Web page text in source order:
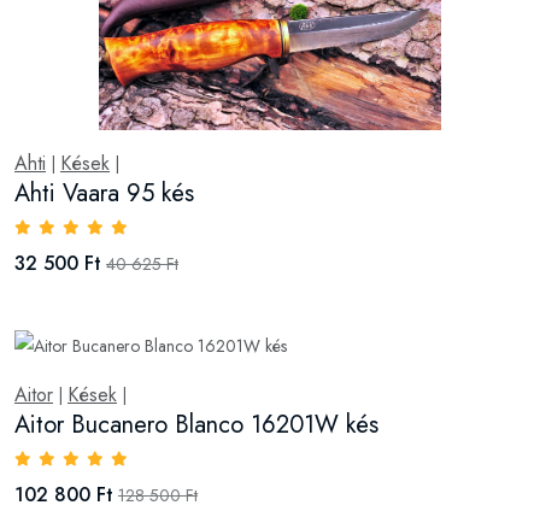
Ahti | Kések |
Ahti Vaara 95 kés
32 500 Ft 40 625 Ft
Aitor | Kések |
Aitor Bucanero Blanco 16201W kés
102 800 Ft 128 500 Ft